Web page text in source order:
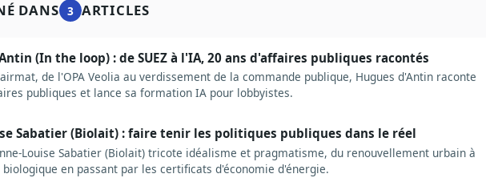
DANS 3 ARTICLES
(In the loop) : de SUEZ à l'IA, 20 ans d'affaires publiques racontés
de l'OPA Veolia au verdissement de la commande publique, Hugues d'Antin raconte
publiques et lance sa formation IA pour lobbyistes.
Sabatier (Biolait) : faire tenir les politiques publiques dans le réel
Louise Sabatier (Biolait) tricote idéalisme et pragmatisme, du renouvellement urbain à
en passant par les certificats d'économie d'énergie.